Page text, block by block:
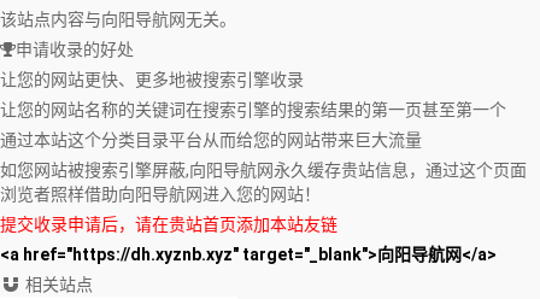
该站点内容与向阳导航网无关。
申请收录的好处
让您的网站更快、更多地被搜索引擎收录
让您的网站名称的关键词在搜索引擎的搜索结果的第一页甚至第一个
通过本站这个分类目录平台从而给您的网站带来巨大流量
如您网站被搜索引擎屏蔽,向阳导航网永久缓存贵站信息，通过这个页面
浏览者照样借助向阳导航网进入您的网站！
提交收录申请后，请在贵站首页添加本站友链
<a href="https://dh.xyznb.xyz" target="_blank">向阳导航网</a>
相关站点